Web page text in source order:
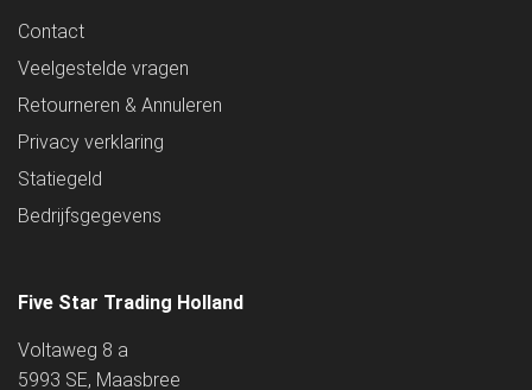
Contact
Veelgestelde vragen
Retourneren & Annuleren
Privacy verklaring
Statiegeld
Bedrijfsgegevens
Five Star Trading Holland
Voltaweg 8 a
5993 SE, Maasbree